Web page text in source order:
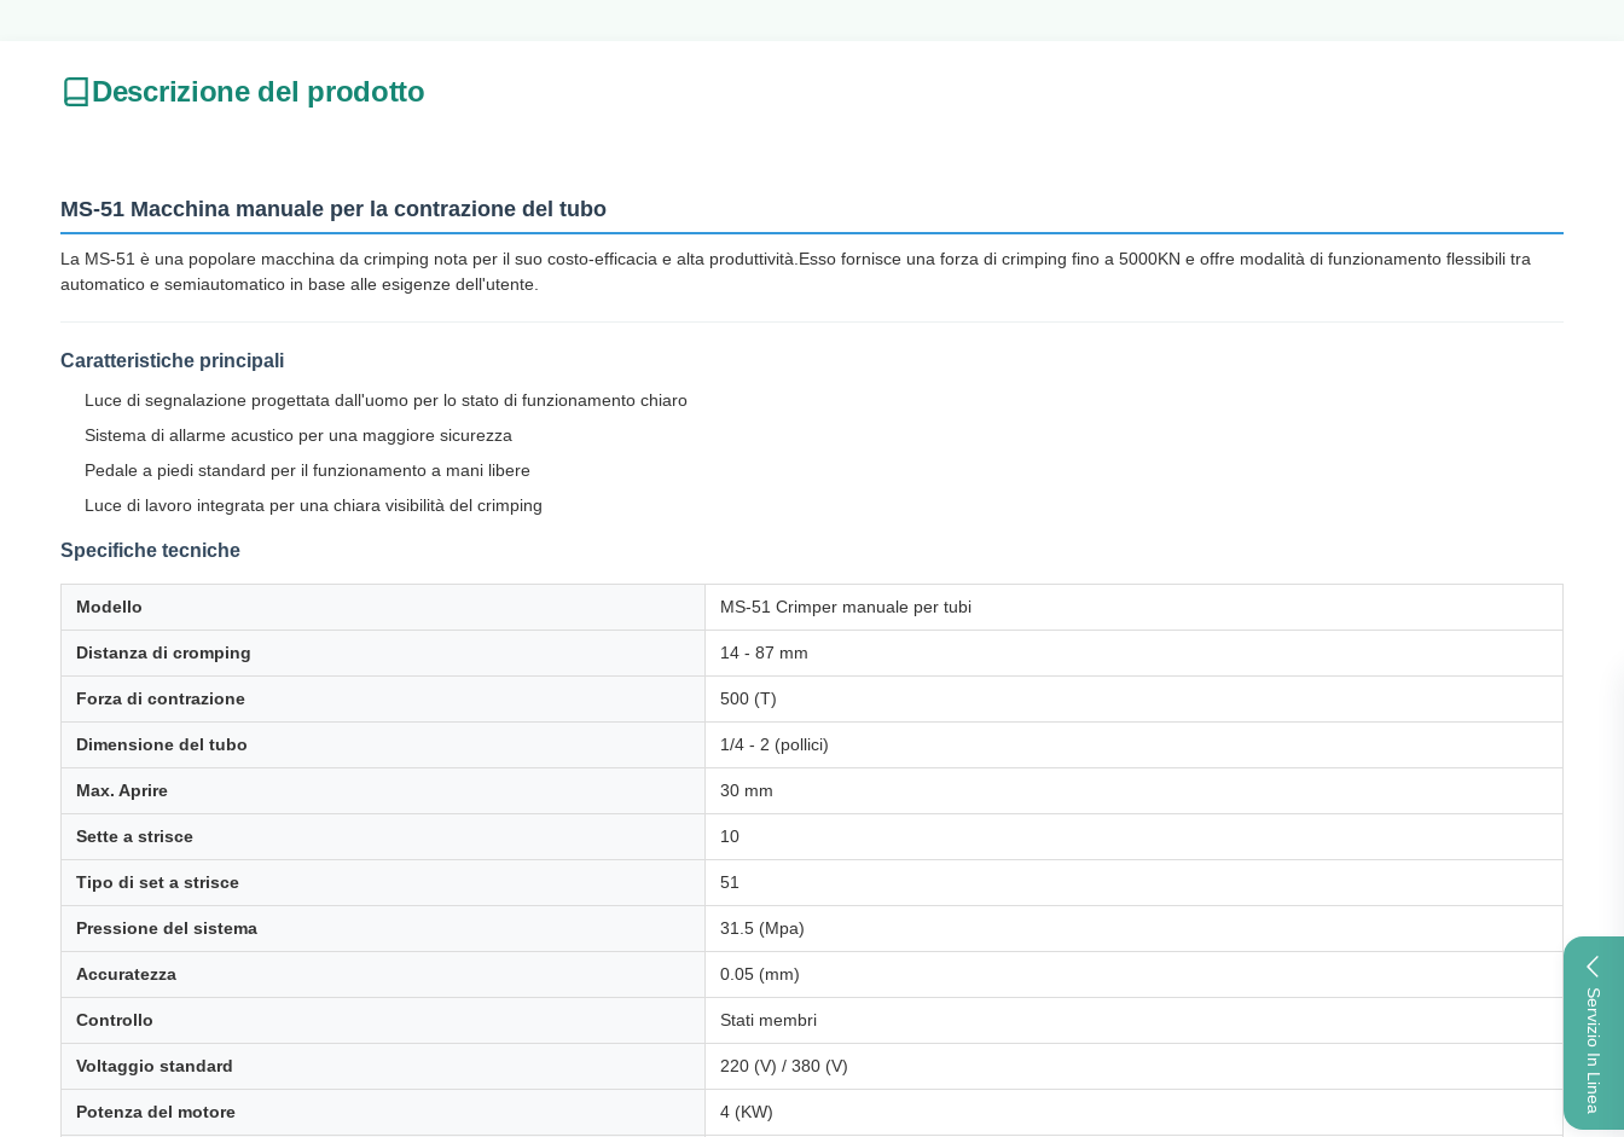
Servizio In Linea
Descrizione del prodotto
MS-51 Macchina manuale per la contrazione del tubo
La MS-51 è una popolare macchina da crimping nota per il suo costo-efficacia e alta produttività.Esso fornisce una forza di crimping fino a 5000KN e offre modalità di funzionamento flessibili tra
automatico e semiautomatico in base alle esigenze dell'utente.
Caratteristiche principali
Luce di segnalazione progettata dall'uomo per lo stato di funzionamento chiaro
Sistema di allarme acustico per una maggiore sicurezza
Pedale a piedi standard per il funzionamento a mani libere
Luce di lavoro integrata per una chiara visibilità del crimping
Specifiche tecniche
Modello MS-51 Crimper manuale per tubi
Distanza di cromping 14 - 87 mm
Forza di contrazione 500 (T)
Dimensione del tubo 1/4 - 2 (pollici)
Max. Aprire 30 mm
Sette a strisce 10
Tipo di set a strisce 51
Pressione del sistema 31.5 (Mpa)
Accuratezza 0.05 (mm)
Controllo Stati membri
Voltaggio standard 220 (V) / 380 (V)
Potenza del motore 4 (KW)